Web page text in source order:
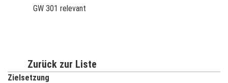
GW 301 relevant
Zurück zur Liste
Zielsetzung